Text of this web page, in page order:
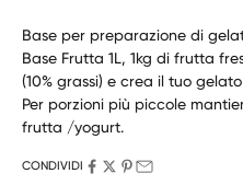
Base per preparazione di
Base Frutta 1L, 1kg di frutta
(10% grassi) e crea il tuo
Per porzioni più piccole
frutta /yogurt.
CONDIVIDI